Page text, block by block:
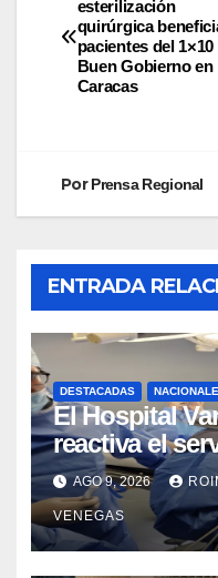
esterilización
quirúrgica
pacientes del 1×10
Buen Gobierno en
Caracas
PorPrensa Regional
ENTRADA
DESTACADAS
El Hospital
reactiva el
Retrógrada
beneficiar a
AGO 9, 2026
VENEGAS